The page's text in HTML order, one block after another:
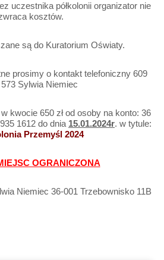
uczestnika półkolonii organizator nie
kosztów.
są do Kuratorium Oświaty.
prosimy o kontakt telefoniczny 609
Sylwia Niemiec
kwocie 650 zł od osoby na konto: 36
1612 do dnia 15.01.2024r. w tytule:
Przemyśl 2024
OGRANICZONA
Niemiec 36-001 Trzebownisko 11B